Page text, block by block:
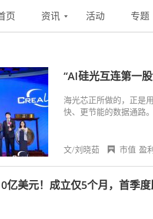
页 资讯 活动 专题
“AI硅光互连第一
海光芯正所做的，正是
快、更节能的数据通路
文/刘晓茹 市值 盈
亿美元！成立仅5个月，首季